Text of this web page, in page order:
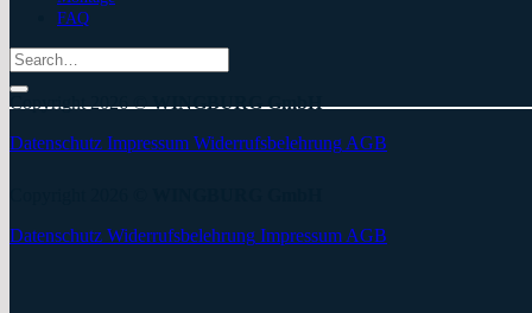
FAQ
Search
for:
Copyright 2026 ©WINGBURG GmbH
Datenschutz Impressum Widerrufsbelehrung AGB
Datenschutz Widerrufsbelehrung Impressum AGB